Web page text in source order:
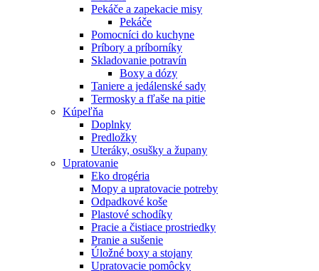
Pekáče a zapekacie misy
Pekáče
Pomocníci do kuchyne
Príbory a príborníky
Skladovanie potravín
Boxy a dózy
Taniere a jedálenské sady
Termosky a fľaše na pitie
Kúpeľňa
Doplnky
Predložky
Uteráky, osušky a župany
Upratovanie
Eko drogéria
Mopy a upratovacie potreby
Odpadkové koše
Plastové schodíky
Pracie a čistiace prostriedky
Pranie a sušenie
Úložné boxy a stojany
Upratovacie pomôcky